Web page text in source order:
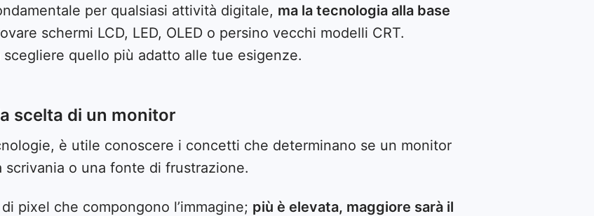
per qualsiasi attività digitale, ma la tecnologia alla base
schermi LCD, LED, OLED o persino vecchi modelli CRT.
quello più adatto alle tue esigenze.
scelta di un monitor
è utile conoscere i concetti che determinano se un monitor
o una fonte di frustrazione.
pixel che compongono l’immagine; più è elevata, maggiore sarà il